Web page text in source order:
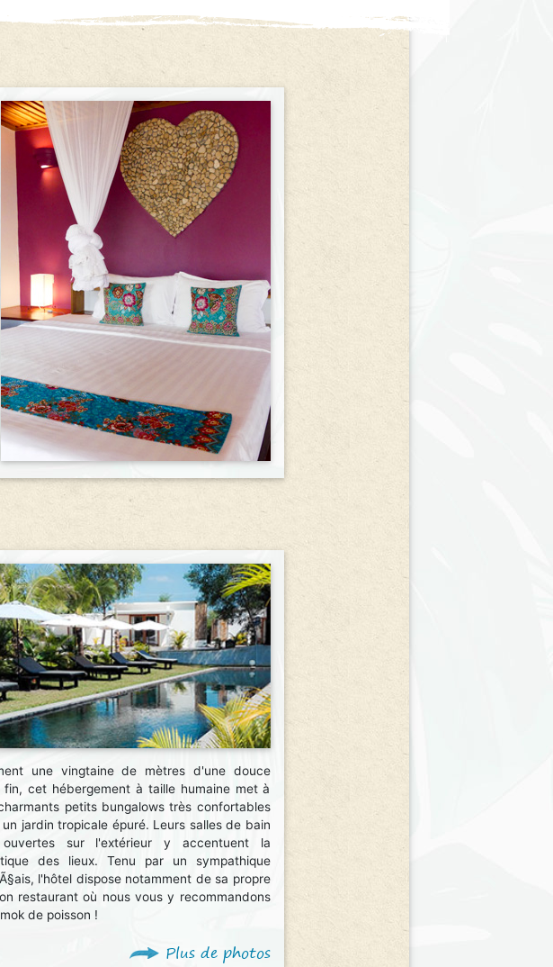
une vingtaine de mètres d'une douce
fin, cet hébergement à taille humaine met à
petits bungalows très confortables
jardin tropicale épuré. Leurs salles de bain
sur l'extérieur y accentuent la
des lieux. Tenu par un sympathique
l'hôtel dispose notamment de sa propre
restaurant où nous vous y recommandons
de poisson !
Plus de photos